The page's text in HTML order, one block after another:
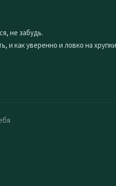
не забудь.
и как уверенно и ловко на